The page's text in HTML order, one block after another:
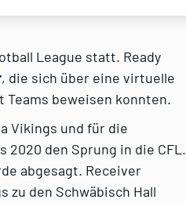
League statt. Ready
, die sich über eine virtuelle
beweisen konnten.
Vikings und für die
den Sprung in die CFL.
abgesagt. Receiver
zu den Schwäbisch Hall